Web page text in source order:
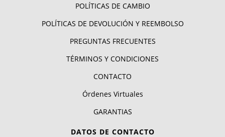
POLÍTICAS DE CAMBIO
POLÍTICAS DE DEVOLUCIÓN Y REEMBOLSO
PREGUNTAS FRECUENTES
TÉRMINOS Y CONDICIONES
CONTACTO
Órdenes Virtuales
GARANTIAS
DATOS DE CONTACTO